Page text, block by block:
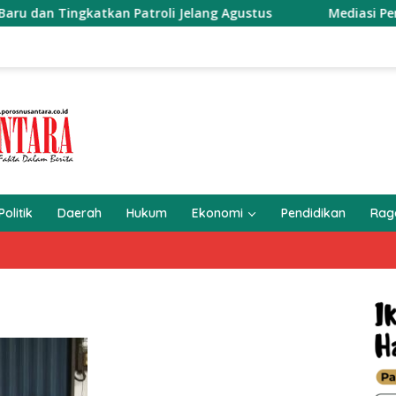
Patroli Jelang Agustus Mediasi Penataan Parkir
Daerah Hukum Ekonomi Pendidikan